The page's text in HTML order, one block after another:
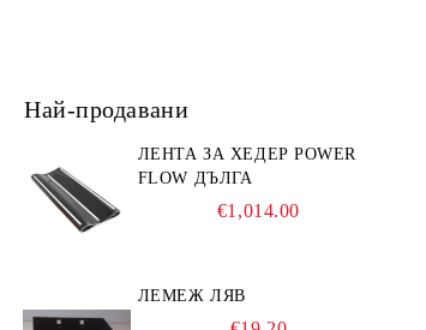
Най-продавани
ЛЕНТА ЗА ХЕДЕР POWER
FLOW ДЪЛГА
€1,014.00
ЛЕМЕЖ ЛЯВ